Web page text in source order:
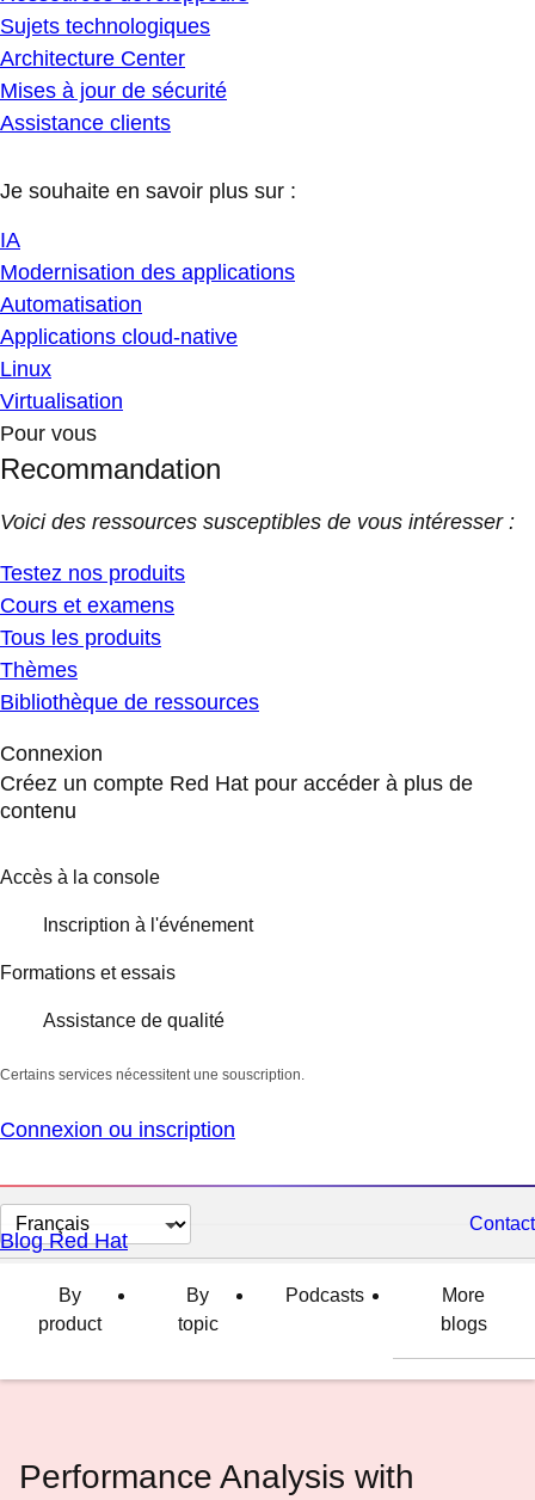
Sujets technologiques
Architecture Center
Mises à jour de sécurité
Assistance clients
Je souhaite en savoir plus sur :
IA
Modernisation des applications
Automatisation
Applications cloud-native
Linux
Virtualisation
Pour vous
Recommandation
Voici des ressources susceptibles de vous intéresser :
Testez nos produits
Cours et examens
Tous les produits
Thèmes
Bibliothèque de ressources
Connexion
Créez un compte Red Hat pour accéder à plus de
contenu
Accès à la console
Inscription à l'événement
Formations et essais
Assistance de qualité
Certains services nécessitent une souscription.
Connexion ou inscription
Changer
la
langue
Contact
Blog Red Hat
By
product
By
topic
Podcasts
More
blogs
Performance Analysis with